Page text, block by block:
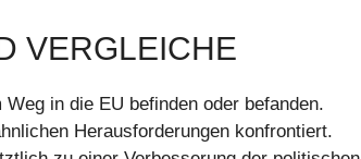
VERGLEICHE
in die EU befinden oder befanden.
Herausforderungen konfrontiert.